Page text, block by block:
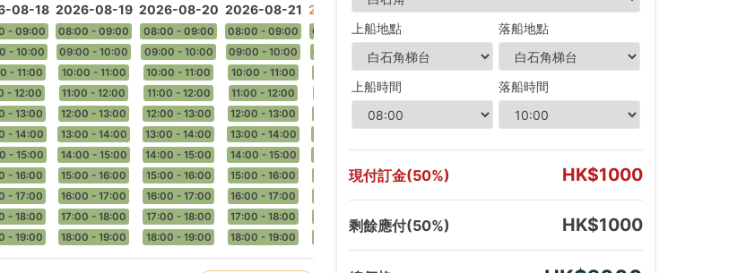
08-18
- 09:00
- 10:00
- 11:00
- 12:00
- 13:00
- 14:00
- 15:00
- 16:00
- 17:00
- 18:00
- 19:00
2026-08-19
08:00 - 09:00
09:00 - 10:00
10:00 - 11:00
11:00 - 12:00
12:00 - 13:00
13:00 - 14:00
14:00 - 15:00
15:00 - 16:00
16:00 - 17:00
17:00 - 18:00
18:00 - 19:00
2026-08-20
08:00 - 09:00
09:00 - 10:00
10:00 - 11:00
11:00 - 12:00
12:00 - 13:00
13:00 - 14:00
14:00 - 15:00
15:00 - 16:00
16:00 - 17:00
17:00 - 18:00
18:00 - 19:00
2026-08-21
08:00 - 09:00
09:00 - 10:00
10:00 - 11:00
11:00 - 12:00
12:00 - 13:00
13:00 - 14:00
14:00 - 15:00
15:00 - 16:00
16:00 - 17:00
17:00 - 18:00
18:00 - 19:00
2026-08-22
08:00 - 09:00
09:00 - 10:00
10:00 - 11:00
11:00 - 12:00
12:00 - 13:00
14:00 - 15:00
15:00 - 16:00
17:00 - 18:00
18:00 - 19:00
上船地點 落船地點
上船時間 落船時間
現付訂金(50%) HK$1000
剩餘應付(50%) HK$1000